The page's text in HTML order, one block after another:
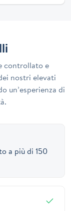
controllato e
nostri elevati
un’esperienza di
a più di 150